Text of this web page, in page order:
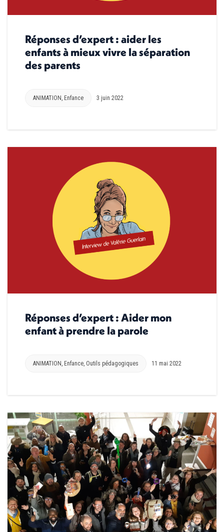
Réponses d’expert : aider les
enfants à mieux vivre la séparation
des parents
ANIMATION, Enfance 3 juin 2022
Réponses d’expert : Aider mon
enfant à prendre la parole
ANIMATION Enfance Outils pédagogiques 11 mai 2022